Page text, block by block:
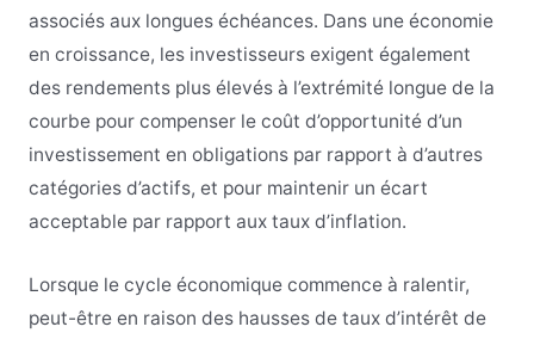
associés aux longues échéances. Dans une économie
en croissance, les investisseurs exigent également
des rendements plus élevés à l’extrémité longue de la
courbe pour compenser le coût d’opportunité d’un
investissement en obligations par rapport à d’autres
catégories d’actifs, et pour maintenir un écart
acceptable par rapport aux taux d’inflation.
Lorsque le cycle économique commence à ralentir,
peut-être en raison des hausses de taux d’intérêt de